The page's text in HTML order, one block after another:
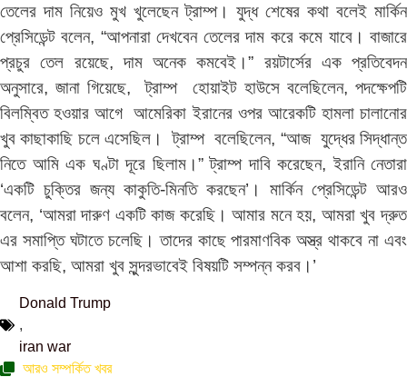
তেলের দাম নিয়েও মুখ খুলেছেন ট্রাম্প। যুদ্ধ শেষের কথা বলেই মার্কিন
প্রেসিডেন্ট বলেন, “আপনারা দেখবেন তেলের দাম করে কমে যাবে। বাজারে
প্রচুর তেল রয়েছে, দাম অনেক কমবেই।” রয়টার্সের এক প্রতিবেদন
অনুসারে, জানা গিয়েছে, ট্রাম্প হোয়াইট হাউসে বলেছিলেন, পদক্ষেপটি
বিলম্বিত হওয়ার আগে আমেরিকা ইরানের ওপর আরেকটি হামলা চালানোর
খুব কাছাকাছি চলে এসেছিল। ট্রাম্প বলেছিলেন, “আজ যুদ্ধের সিদ্ধান্ত
নিতে আমি এক ঘণ্টা দূরে ছিলাম।” ট্রাম্প দাবি করেছেন, ইরানি নেতারা
‘একটি চুক্তির জন্য কাকুতি-মিনতি করছেন’। মার্কিন প্রেসিডেন্ট আরও
বলেন, ‘আমরা দারুণ একটি কাজ করেছি। আমার মনে হয়, আমরা খুব দ্রুত
এর সমাপ্তি ঘটাতে চলেছি। তাদের কাছে পারমাণবিক অস্ত্র থাকবে না এবং
আশা করছি, আমরা খুব সুন্দরভাবেই বিষয়টি সম্পন্ন করব।’
Donald Trump
,
iran war
আরও সম্পর্কিত খবর